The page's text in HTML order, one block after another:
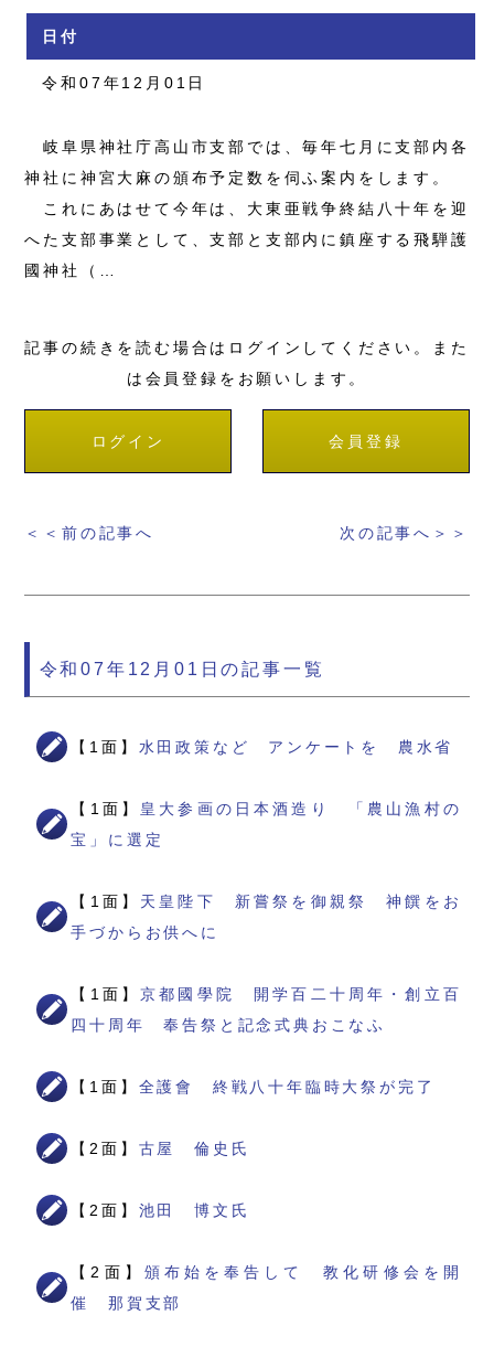
日付
令和07年12月01日
岐阜県神社庁高山市支部では、毎年七月に支部内各
神社に神宮大麻の頒布予定数を伺ふ案内をします。
これにあはせて今年は、大東亜戦争終結八十年を迎
へた支部事業として、支部と支部内に鎮座する飛騨護
國神社（…
記事の続きを読む場合はログインしてください。また
は会員登録をお願いします。
ログイン 会員登録
＜＜前の記事へ 次の記事へ＞＞
令和07年12月01日の記事一覧
【1面】 水田政策など アンケートを 農水省
【1面】 皇大参画の日本酒造り 「農山漁村の
宝」に選定
【1面】 天皇陛下 新嘗祭を御親祭 神饌をお
手づからお供へに
【1面】京都國學院 開学百二十周年・創立百
四十周年 奉告祭と記念式典おこなふ
【1面】 全護會 終戦八十年臨時大祭が完了
【2面】 古屋 倫史氏
【2面】 池田 博文氏
【2面】 頒布始を奉告して 教化研修会を開
催 那賀支部